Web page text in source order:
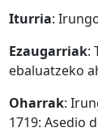
Iturria:
Ezaugarriak:
ebaluatzeko
Oharrak:
1719: Asedio